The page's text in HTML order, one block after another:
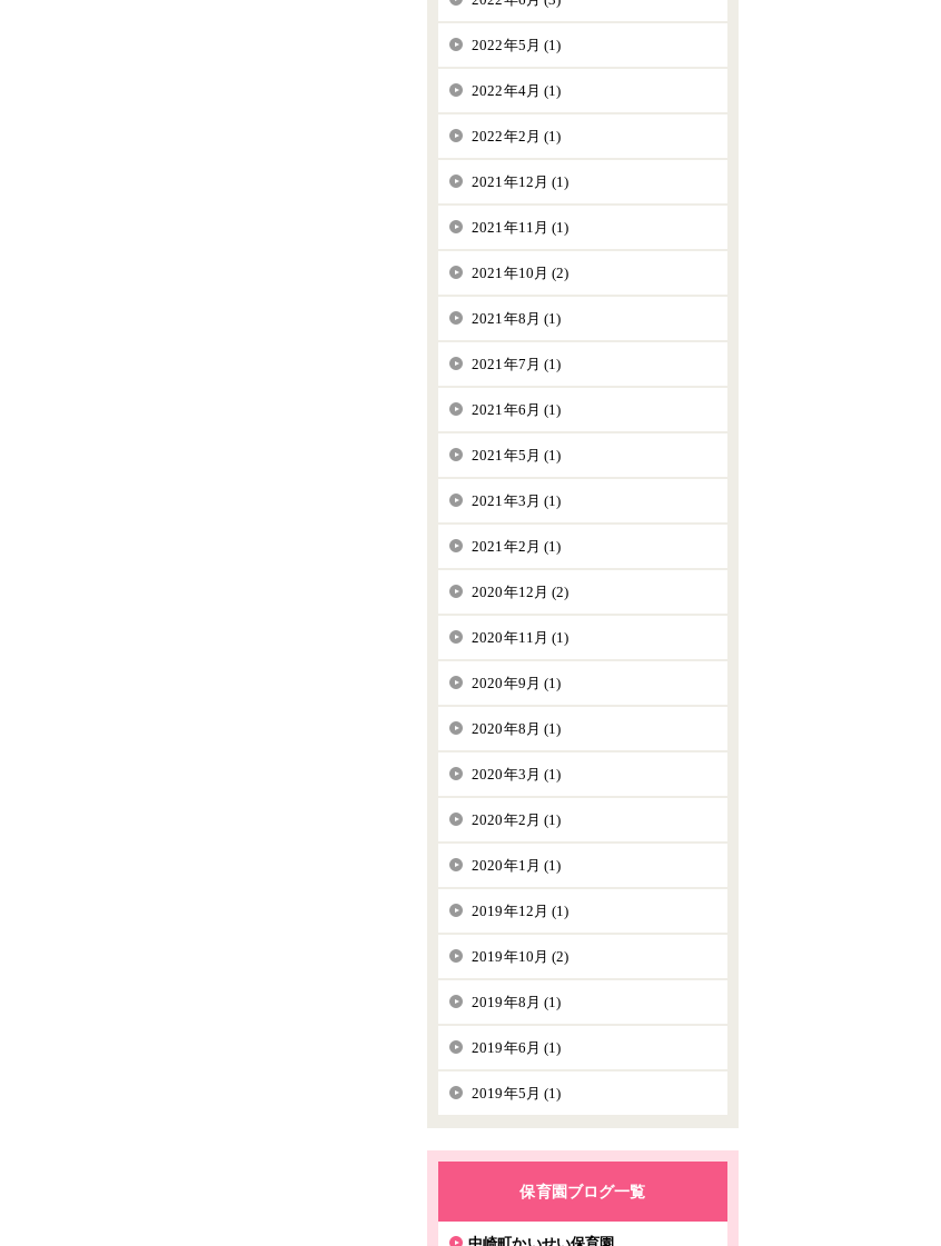
2022年5月 (1)
2022年4月 (1)
2022年2月 (1)
2021年12月 (1)
2021年11月 (1)
2021年10月 (2)
2021年8月 (1)
2021年7月 (1)
2021年6月 (1)
2021年5月 (1)
2021年3月 (1)
2021年2月 (1)
2020年12月 (2)
2020年11月 (1)
2020年9月 (1)
2020年8月 (1)
2020年3月 (1)
2020年2月 (1)
2020年1月 (1)
2019年12月 (1)
2019年10月 (2)
2019年8月 (1)
2019年6月 (1)
2019年5月 (1)
保育園ブログ一覧